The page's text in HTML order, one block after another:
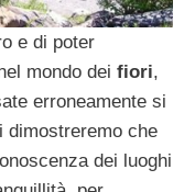
e di poter
mondo dei fiori,
erroneamente si
dimostreremo che
dei luoghi